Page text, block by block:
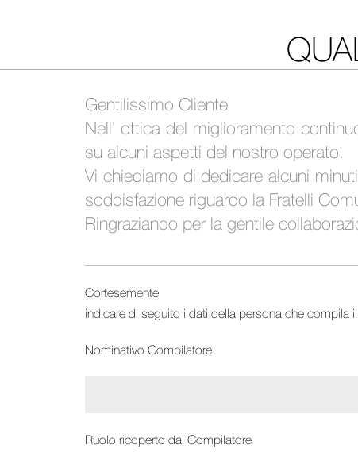
Gentilissimo Cliente
Nell’ ottica del miglioramento
su alcuni aspetti del nostro operato.
Vi chiediamo di dedicare alcuni
soddisfazione riguardo la Fratelli
Ringraziando per la gentile
Cortesemente
indicare di seguito i dati della persona che compila
Nominativo Compilatore
Ruolo ricoperto dal Compilatore